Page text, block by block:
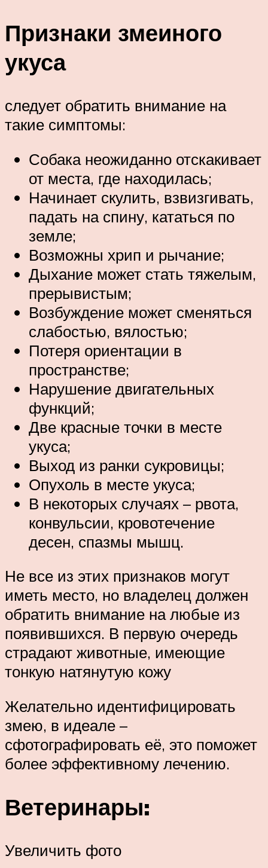
Признаки змеиного
укуса
следует обратить внимание на
такие симптомы:
Собака неожиданно отскакивает
от места, где находилась;
Начинает скулить, взвизгивать,
падать на спину, кататься по
земле;
Возможны хрип и рычание;
Дыхание может стать тяжелым,
прерывистым;
Возбуждение может сменяться
слабостью, вялостью;
Потеря ориентации в
пространстве;
Нарушение двигательных
функций;
Две красные точки в месте
укуса;
Выход из ранки сукровицы;
Опухоль в месте укуса;
В некоторых случаях – рвота,
конвульсии, кровотечение
десен, спазмы мышц.
Не все из этих признаков могут
иметь место, но владелец должен
обратить внимание на любые из
появившихся. В первую очередь
страдают животные, имеющие
тонкую натянутую кожу
Желательно идентифицировать
змею, в идеале –
сфотографировать её, это поможет
более эффективному лечению.
Ветеринары:
Увеличить фото